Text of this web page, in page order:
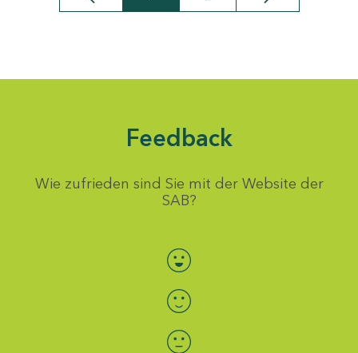
Feedback
Wie zufrieden sind Sie mit der Website der
SAB?
Bewertung auswählen